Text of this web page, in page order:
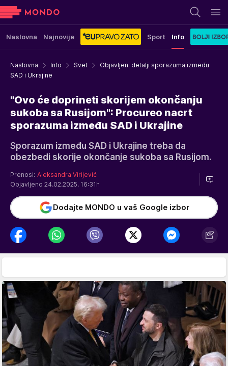
Naslovna Najnovije Sport Info
Naslovna Info Svet
Objavljeni detalji sporazuma između
SAD i Ukrajine
"Ovo će doprineti skorijem okončanju
sukoba sa Rusijom": Procureo nacrt
sporazuma između SAD i Ukrajine
Sporazum između SAD i Ukrajine treba da
obezbedi skorije okončanje sukoba sa Rusijom.
Prenosi: Aleksandra Virijević
Objavljeno 24.02.2025. 16:31h
Dodajte MONDO u vaš Google izbor